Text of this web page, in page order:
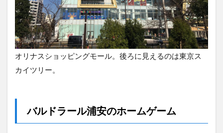
オリナスショッピングモール。後ろに見えるのは東京ス
カイツリー。
バルドラール浦安のホームゲーム